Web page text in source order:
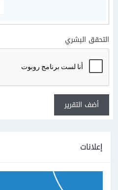
التحقق البشري
أضف التقرير
إعلانات